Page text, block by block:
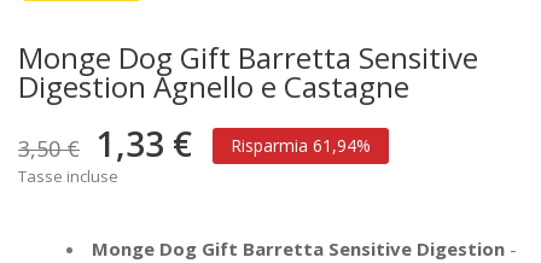
Monge Dog Gift Barretta Sensitive
Digestion Agnello e Castagne
3,50 € 1,33 € Risparmia 61,94%
Tasse incluse
Monge Dog Gift Barretta Sensitive Digestion -